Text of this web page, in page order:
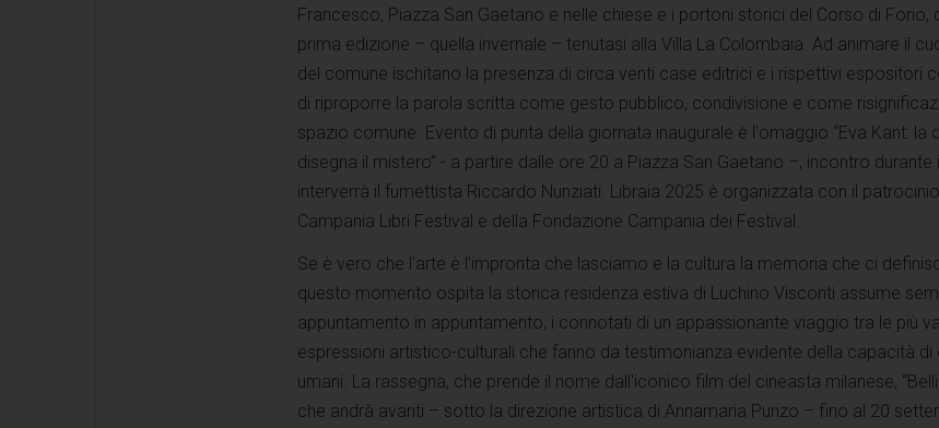
Francesco, Piazza San Gaetano e nelle chiese e i portoni storici del Corso di Forio,
prima edizione – quella invernale – tenutasi alla Villa La Colombaia. Ad animare il
del comune ischitano la presenza di circa venti case editrici e i rispettivi espositori
di riproporre la parola scritta come gesto pubblico, condivisione e come
spazio comune. Evento di punta della giornata inaugurale è l'omaggio “Eva Kant: la
disegna il mistero” - a partire dalle ore 20 a Piazza San Gaetano –, incontro durante
interverrà il fumettista Riccardo Nunziati. Libraia 2025 è organizzata con il
Campania Libri Festival e della Fondazione Campania dei Festival.
Se è vero che l'arte è l'impronta che lasciamo e la cultura la memoria che ci
questo momento ospita la storica residenza estiva di Luchino Visconti assume
appuntamento in appuntamento, i connotati di un appassionante viaggio tra le più
espressioni artistico-culturali che fanno da testimonianza evidente della capacità di
umani. La rassegna, che prende il nome dall'iconico film del cineasta milanese,
che andrà avanti – sotto la direzione artistica di Annamaria Punzo – fino al 20